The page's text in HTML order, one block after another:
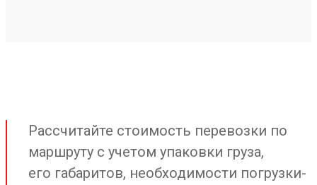
Рассчитайте стоимость перевозки по
маршруту с учетом упаковки груза,
его габаритов, необходимости погрузки-